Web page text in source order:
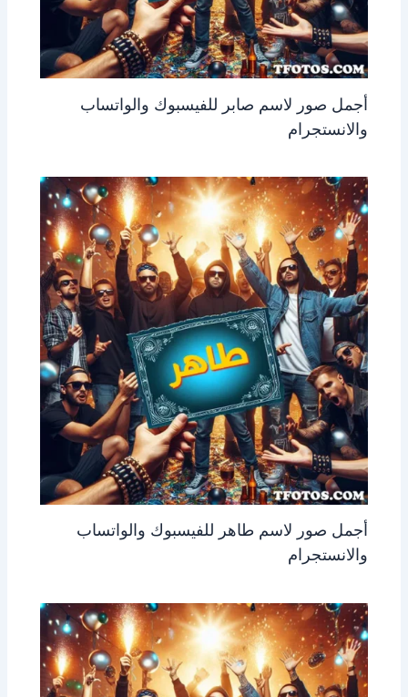
أجمل صور لاسم صابر للفيسبوك والواتساب
والانستجرام
أجمل صور لاسم طاهر للفيسبوك والواتساب
والانستجرام